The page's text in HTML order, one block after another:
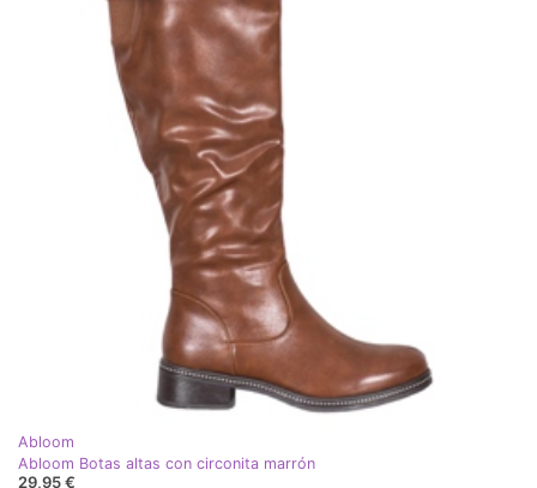
Abloom
Abloom Botas altas con circonita marrón
29,95 €